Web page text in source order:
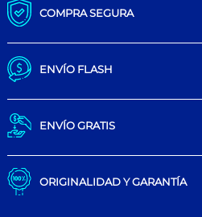
COMPRA SEGURA
ENVÍO FLASH
ENVÍO GRATIS
ORIGINALIDAD Y GARANTÍA